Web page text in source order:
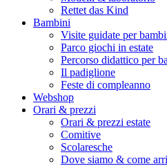
Rettet das Kind
Bambini
Visite guidate per
Parco giochi in estate
Percorso didattico per
Il padiglione
Feste di compleanno
Webshop
Orari & prezzi
Orari & prezzi estate
Comitive
Scolaresche
Dove siamo & come